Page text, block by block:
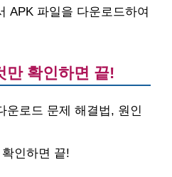
APK 파일을 다운로드하여
만 확인하면 끝!
운로드 문제 해결법, 원인
인하면 끝!